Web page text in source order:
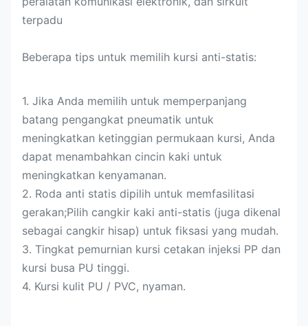
terpadu
Beberapa tips untuk memilih kursi anti-statis:
1. Jika Anda memilih untuk memperpanjang
batang pengangkat pneumatik untuk
meningkatkan ketinggian permukaan kursi, Anda
dapat menambahkan cincin kaki untuk
meningkatkan kenyamanan.
2. Roda anti statis dipilih untuk memfasilitasi
gerakan;Pilih cangkir kaki anti-statis (juga dikenal
sebagai cangkir hisap) untuk fiksasi yang mudah.
3. Tingkat pemurnian kursi cetakan injeksi PP dan
kursi busa PU tinggi.
4. Kursi kulit PU / PVC, nyaman.